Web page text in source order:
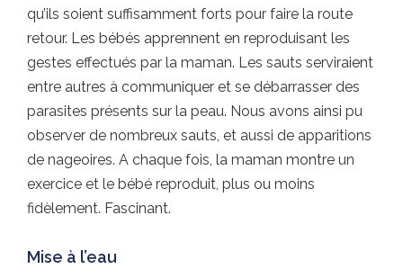
qu’ils soient suffisamment forts pour faire la route
retour. Les bébés apprennent en reproduisant les
gestes effectués par la maman. Les sauts serviraient
entre autres à communiquer et se débarrasser des
parasites présents sur la peau. Nous avons ainsi pu
observer de nombreux sauts, et aussi de apparitions
de nageoires. A chaque fois, la maman montre un
exercice et le bébé reproduit, plus ou moins
fidèlement. Fascinant.
Mise à l’eau